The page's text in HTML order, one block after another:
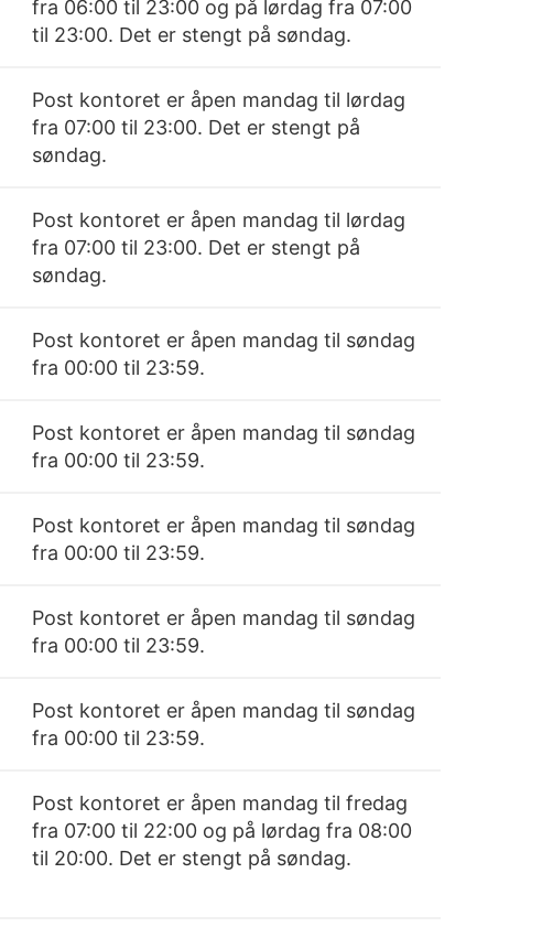
fra 06:00 til 23:00 og på lørdag fra 07:00
til 23:00. Det er stengt på søndag.
Post kontoret er åpen mandag til lørdag
fra 07:00 til 23:00. Det er stengt på
søndag.
Post kontoret er åpen mandag til lørdag
fra 07:00 til 23:00. Det er stengt på
søndag.
Post kontoret er åpen mandag til søndag
fra 00:00 til 23:59.
Post kontoret er åpen mandag til søndag
fra 00:00 til 23:59.
Post kontoret er åpen mandag til søndag
fra 00:00 til 23:59.
Post kontoret er åpen mandag til søndag
fra 00:00 til 23:59.
Post kontoret er åpen mandag til søndag
fra 00:00 til 23:59.
Post kontoret er åpen mandag til fredag
fra 07:00 til 22:00 og på lørdag fra 08:00
til 20:00. Det er stengt på søndag.